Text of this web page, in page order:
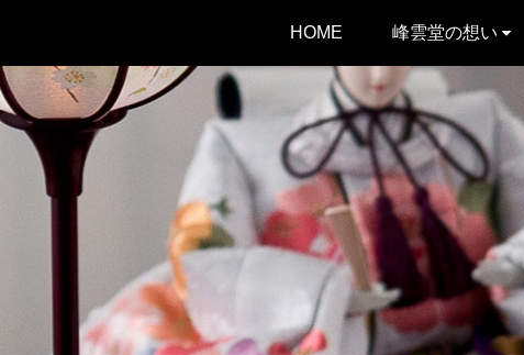
HOME 峰雲堂の想い